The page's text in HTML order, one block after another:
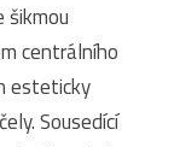
centrálního
esteticky
Sousedící